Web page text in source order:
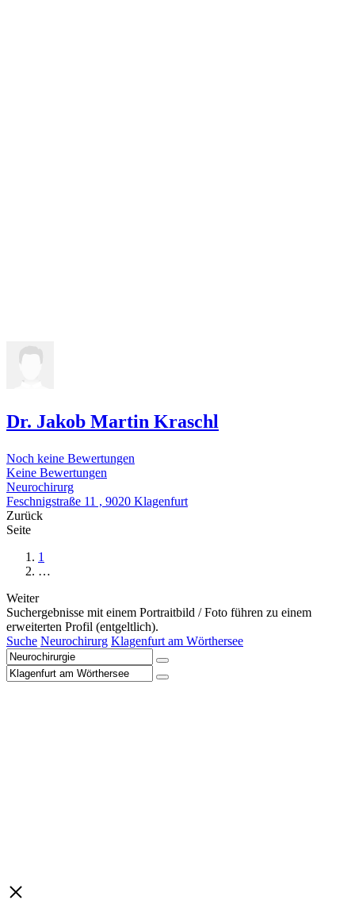
Dr. Jakob Martin Kraschl
Noch keine Bewertungen
Keine Bewertungen
Neurochirurg
Feschnigstraße 11 , 9020 Klagenfurt
Zurück
Seite
1
…
Weiter
Suchergebnisse mit einem Portraitbild / Foto führen zu einem
erweiterten Profil (entgeltlich).
Suche Neurochirurg Klagenfurt am Wörthersee